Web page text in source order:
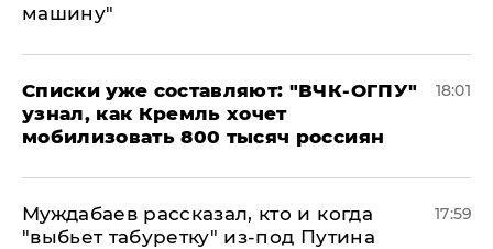
машину"
Списки уже составляют: "ВЧК-ОГПУ"
узнал, как Кремль хочет
мобилизовать 800 тысяч россиян
18:01
Муждабаев рассказал, кто и когда
"выбьет табуретку" из-под Путина
17:59